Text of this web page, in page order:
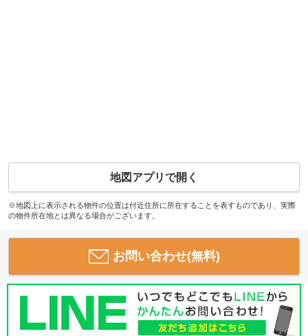
地図アプリで開く
※地図上に表示される物件の位置は付近住所に所在することを表すものであり、実際
の物件所在地とは異なる場合がございます。
お問い合わせ(無料)